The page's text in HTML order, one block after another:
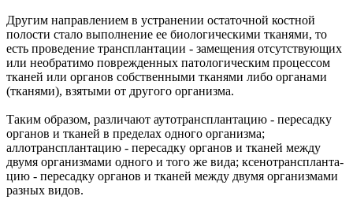
Другим направлением в устранении остаточной костной
полости стало выполнение ее биологическими тканями, то
есть проведение трансплантации - замещения отсутствующих
или необратимо поврежденных патологическим процессом
тканей или органов собственными тканями либо органами
(тканями), взятыми от другого организма.
Таким образом, различают аутотрансплантацию - пересадку
органов и тканей в пределах одного организма;
аллотрансплантацию - пересадку органов и тканей между
двумя организмами одного и того же вида; ксенотранспланта-
цию - пересадку органов и тканей между двумя организмами
разных видов.